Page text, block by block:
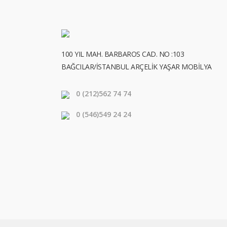
100 YIL MAH. BARBAROS CAD. NO :103
BAĞCILAR/İSTANBUL ARÇELİK YAŞAR MOBİLYA
0 (212)562 74 74
0 (546)549 24 24